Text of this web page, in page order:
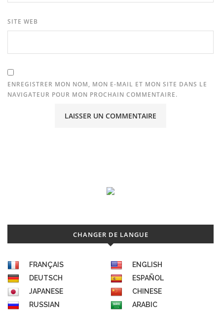
SITE WEB
ENREGISTRER MON NOM, MON E-MAIL ET MON SITE DANS LE
NAVIGATEUR POUR MON PROCHAIN COMMENTAIRE.
CHANGER DE LANGUE
FRANÇAIS
ENGLISH
DEUTSCH
ESPAÑOL
JAPANESE
CHINESE
RUSSIAN
ARABIC